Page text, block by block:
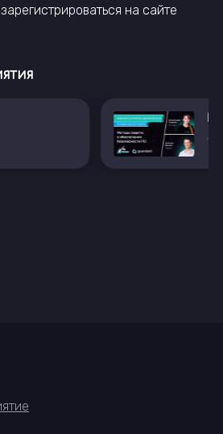
на сайте
Вебинар цикла "Надёжность, качество, безопасность ПО: методология и инструменты"